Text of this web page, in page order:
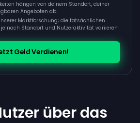
hängen von deinem Standort, deiner
Angeboten ab.
Marktforschung; die tatsächlichen
nach Standort und Nutzeraktivität variieren
Geld Verdienen!
über das